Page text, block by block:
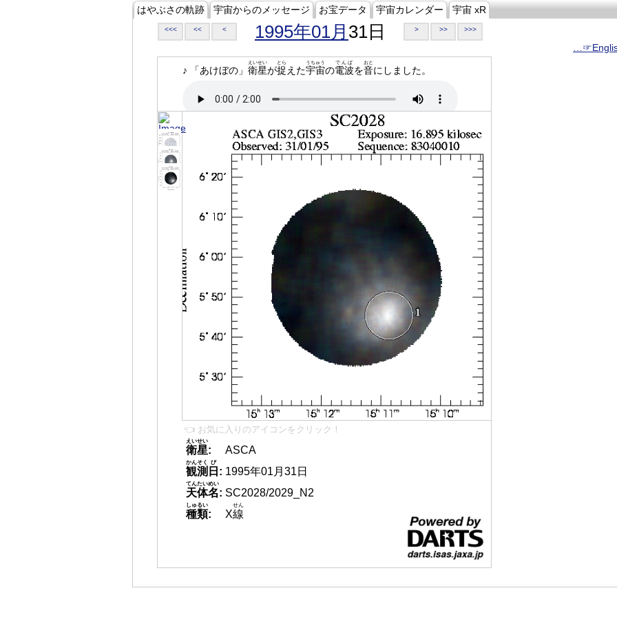
はやぶさの軌跡 宇宙からのメッセージ お宝データ 宇宙カレンダー 宇宙 xR
<<< << < 1995年01月 31日 > >> >>>
♪ 「あけぼの」 衛星
えいせい
が捉
とら
えた宇宙
うちゅう
の電波
でんぱ
を音
おと
にしました。
👈 お気に入りのアイコンをクリック！
衛星
えいせい
:
ASCA
観測
かんそく
日
び
: 1995年01月31日
天体名
てんたいめい
: SC2028/2029_N2
種類
しゅるい
: X線
せん